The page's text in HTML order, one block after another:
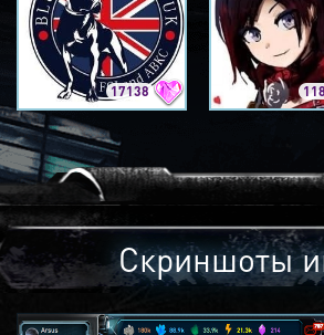
17138
Скриншоты